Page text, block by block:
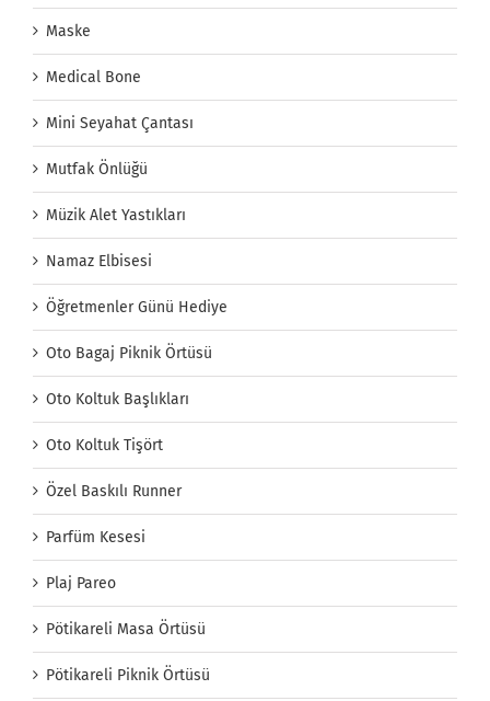
Maske
Medical Bone
Mini Seyahat Çantası
Mutfak Önlüğü
Müzik Alet Yastıkları
Namaz Elbisesi
Öğretmenler Günü Hediye
Oto Bagaj Piknik Örtüsü
Oto Koltuk Başlıkları
Oto Koltuk Tişört
Özel Baskılı Runner
Parfüm Kesesi
Plaj Pareo
Pötikareli Masa Örtüsü
Pötikareli Piknik Örtüsü